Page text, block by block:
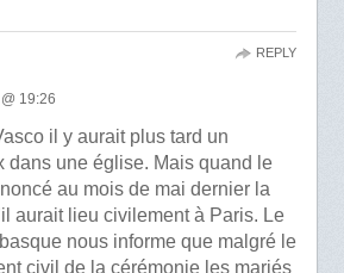
19:26
il y aurait plus tard un
dans une église. Mais quand le
au mois de mai dernier la
aurait lieu civilement à Paris. Le
nous informe que malgré le
civil de la cérémonie les mariés
REPLY